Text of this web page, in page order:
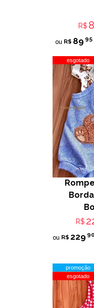
R$
ou R$ 89 95
esgotado
R$
ou R$ 229 90
promoção
esgotado